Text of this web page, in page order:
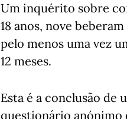
Um inquérito sobre
18 anos, nove
pelo menos uma vez
12 meses.
Esta é a conclusão de
questionário anónimo